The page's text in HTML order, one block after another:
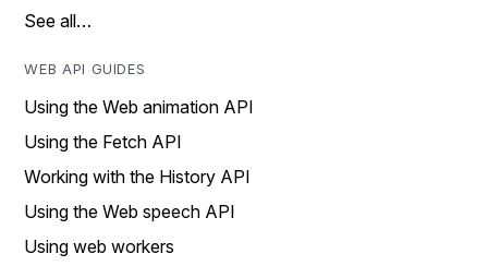
See all…
WEB API GUIDES
Using the Web animation API
Using the Fetch API
Working with the History API
Using the Web speech API
Using web workers